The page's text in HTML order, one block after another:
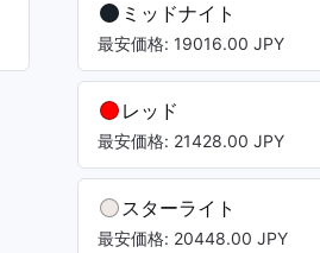
ミッドナイト
最安価格: 19016.00 JPY
レッド
最安価格: 21428.00 JPY
スターライト
最安価格: 20448.00 JPY